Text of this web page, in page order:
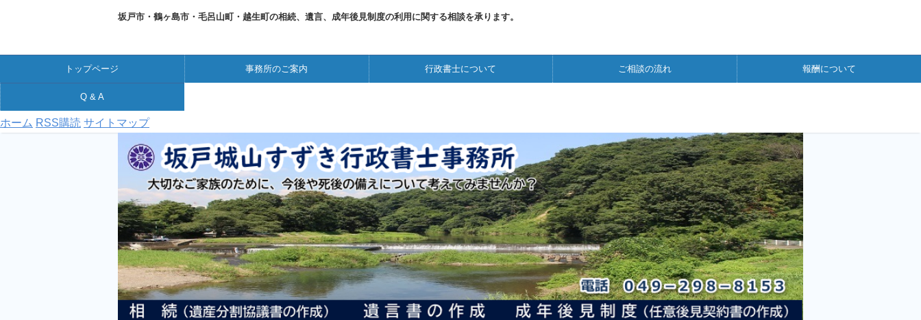
坂戸市・鶴ヶ島市・毛呂山町・越生町の相続、遺言、成年後見制度の利用に関する相談を承ります。
トップページ 事務所のご案内 行政書士について ご相談の流れ 報酬について
Q & A
ホーム RSS購読 サイトマップ